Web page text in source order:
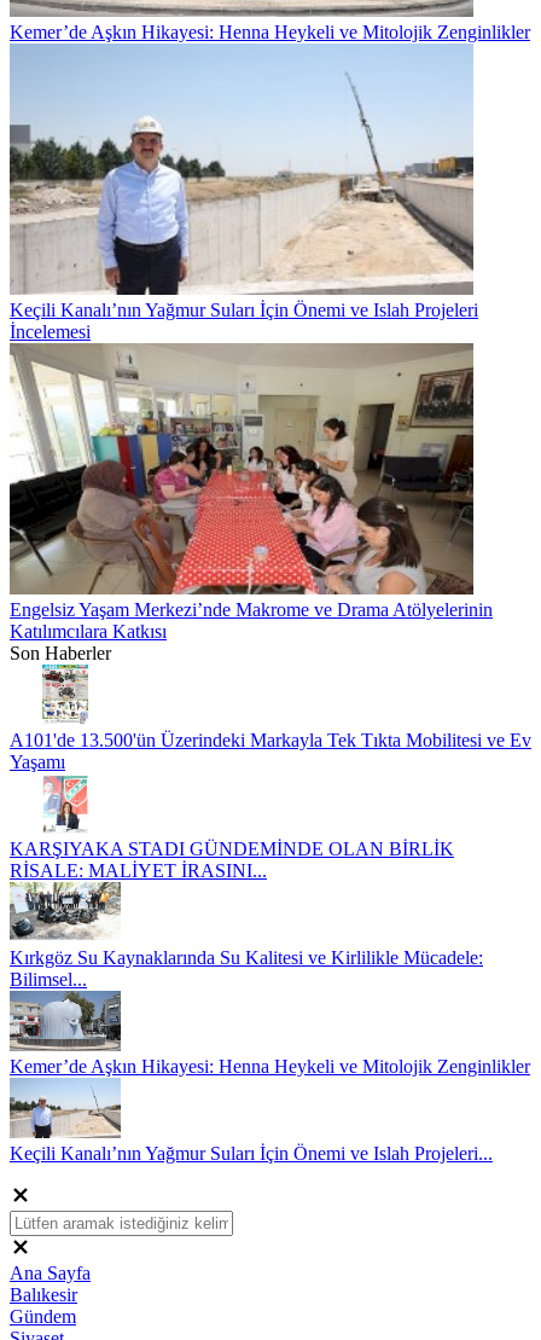
Kemer’de Aşkın Hikayesi: Henna Heykeli ve Mitolojik Zenginlikler
Keçili Kanalı’nın Yağmur Suları İçin Önemi ve Islah Projeleri
İncelemesi
Engelsiz Yaşam Merkezi’nde Makrome ve Drama Atölyelerinin
Katılımcılara Katkısı
Son Haberler
A101'de 13.500'ün Üzerindeki Markayla Tek Tıkta Mobilitesi ve Ev
Yaşamı
KARŞIYAKA STADI GÜNDEMİNDE OLAN BİRLİK
RİSALE: MALİYET İRASINI...
Kırkgöz Su Kaynaklarında Su Kalitesi ve Kirlilikle Mücadele:
Bilimsel...
Kemer’de Aşkın Hikayesi: Henna Heykeli ve Mitolojik Zenginlikler
Keçili Kanalı’nın Yağmur Suları İçin Önemi ve Islah Projeleri...
Ana Sayfa
Balıkesir
Gündem